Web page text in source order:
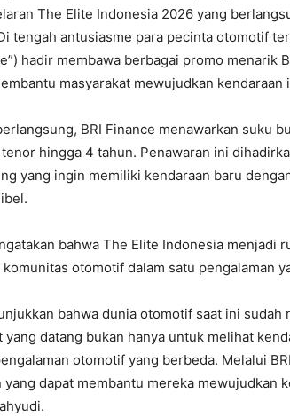
The Elite Indonesia 2026 yang
tengah antusiasme para pecinta otomotif
hadir membawa berbagai promo menarik
masyarakat mewujudkan kendaraan
BRI Finance menawarkan suku
hingga 4 tahun. Penawaran ini
yang ingin memiliki kendaraan baru
bahwa The Elite Indonesia menjadi
otomotif dalam satu pengalaman
bahwa dunia otomotif saat ini sudah
datang bukan hanya untuk melihat
otomotif yang berbeda. Melalui
dapat membantu mereka mewujudkan